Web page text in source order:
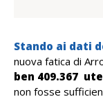
Stando ai dati
nuova fatica di
ben 409.367
non fosse